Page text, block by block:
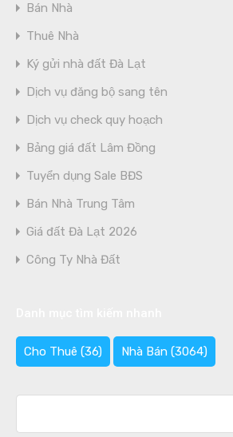
Bán Nhà
Thuê Nhà
Ký gửi nhà đất Đà Lạt
Dịch vụ đăng bộ sang tên
Dịch vụ check quy hoạch
Bảng giá đất Lâm Đồng
Tuyển dụng Sale BĐS
Bán Nhà Trung Tâm
Giá đất Đà Lạt 2026
Công Ty Nhà Đất
Cho Thuê (36) Nhà Bán (3064)